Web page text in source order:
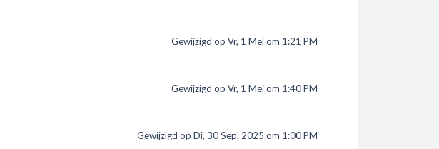
Gewijzigd op Vr, 1 Mei om 1:21 PM
Gewijzigd op Vr, 1 Mei om 1:40 PM
Gewijzigd op Di, 30 Sep, 2025 om 1:00 PM